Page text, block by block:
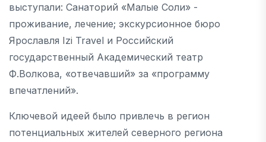
выступали: Санаторий «Малые Соли» -
проживание, лечение; экскурсионное бюро
Ярославля Izi Travel и Российский
государственный Академический театр
Ф.Волкова, «отвечавший» за «программу
впечатлений».
Ключевой идеей было привлечь в регион
потенциальных жителей северного региона